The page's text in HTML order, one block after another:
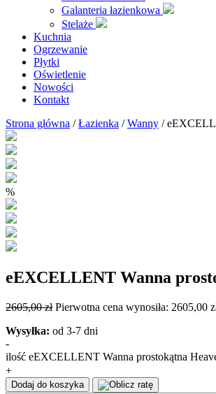
Galanteria łazienkowa
Stelaże
Kuchnia
Ogrzewanie
Płytki
Oświetlenie
Nowości
Kontakt
Strona główna /Łazienka /Wanny /
%
eEXCELLENT Wanna
2605,00zł Pierwotna cena wynosiła: 2605,00
Wysyłka: od 3-7 dni
-
ilość eEXCELLENT Wanna prostokątna
+
Dodaj do koszyka